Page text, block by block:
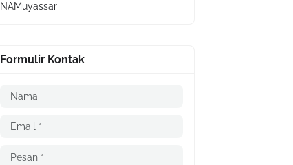
NAMuyassar
Formulir Kontak